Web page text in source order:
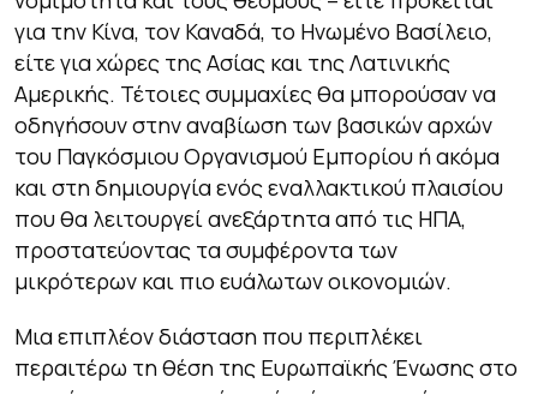
για την Κίνα, τον Καναδά, το Ηνωμένο Βασίλειο,
είτε για χώρες της Ασίας και της Λατινικής
Αμερικής. Τέτοιες συμμαχίες θα μπορούσαν να
οδηγήσουν στην αναβίωση των βασικών αρχών
του Παγκόσμιου Οργανισμού Εμπορίου ή ακόμα
και στη δημιουργία ενός εναλλακτικού πλαισίου
που θα λειτουργεί ανεξάρτητα από τις ΗΠΑ,
προστατεύοντας τα συμφέροντα των
μικρότερων και πιο ευάλωτων οικονομιών.
Μια επιπλέον διάσταση που περιπλέκει
περαιτέρω τη θέση της Ευρωπαϊκής Ένωσης στο